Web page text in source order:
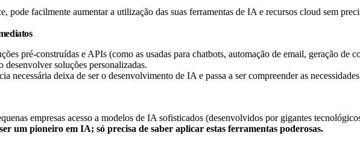
pode facilmente aumentar a utilização das suas ferramentas de IA e recursos cloud sem
pré-construídas e APIs (como as usadas para chatbots, automação de email, geração de
soluções personalizadas.
necessária deixa de ser o desenvolvimento de IA e passa a ser compreender as
empresas acesso a modelos de IA sofisticados (desenvolvidos por gigantes
um pioneiro em IA; só precisa de saber aplicar estas ferramentas poderosas.